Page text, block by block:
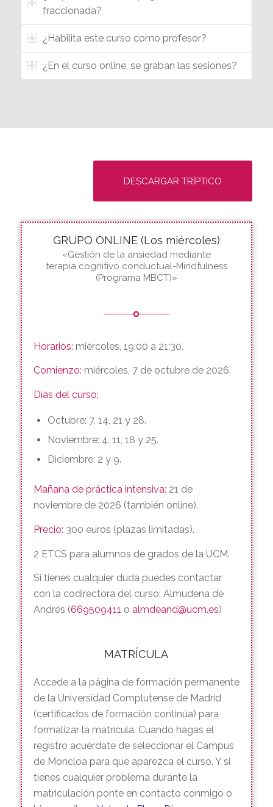
Complutense de Madrid?
¿Se obtiene algún crédito ECTS?
¿Se puede realizar el pago de manera
fraccionada?
DESCARGAR TRÍPTICO
GRUPO ONLINE (Los miércoles)
(Programa MBCT)»
Horarios: miércoles, 19:00 a 21:30.
Comienzo:miércoles, 7 de octubre de 2026.
Días del curso:
Octubre: 7, 14, 21 y 28.
Noviembre: 4, 11, 18 y 25.
Diciembre: 2 y 9.
Mañana de práctica intensiva:21 de
noviembre de 2026 (también online).
Precio: 300 euros (plazas limitadas).
Si tienes cualquier duda puedes contactar
con la codirectora del curso: Almudena de
Andrés ( 669509411 oalmdeand@ucm.es )
Accede a la página de formación permanente
de la Universidad Complutense de Madrid
(certificados de formación continúa) para
formalizar la matrícula. Cuando hagas el